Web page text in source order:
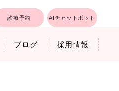
診療予約 AIチャットボット
ブログ 採用情報